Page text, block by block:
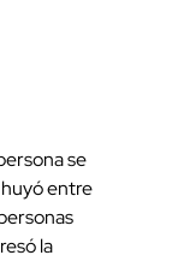
se
entre
la